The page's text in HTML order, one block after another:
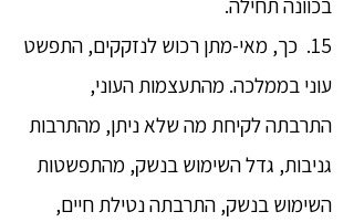
בכוונה תחילה.
15. כך, מאי-מתן רכוש לנזקקים, התפשט
עוני בממלכה. מהתעצמות העוני,
התרבתה לקיחת מה שלא ניתן, מהתרבות
גניבות, גדל השימוש בנשק, מהתפשטות
השימוש בנשק, התרבתה נטילת חיים,